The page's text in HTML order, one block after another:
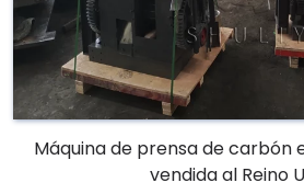
Máquina de prensa de carbón
vendida al Reino